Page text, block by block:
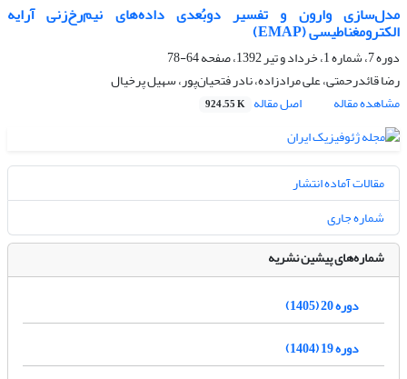
مدل‌سازی وارون و تفسیر دو‌بُعدی داده‌‌های نیم‌رخ‌‌زنی آرایه
الکترومغناطیسی (EMAP)
دوره 7، شماره 1، خرداد و تیر 1392، صفحه
64-78
رضا قائدرحمتی، علی مرادزاده، نادر فتحیان‌‌پور، سهیل پرخیال
مشاهده مقاله
اصل مقاله 924.55 K
مقالات آماده انتشار
شماره جاری
شماره‌های پیشین نشریه
دوره 20 (1405)
دوره 19 (1404)